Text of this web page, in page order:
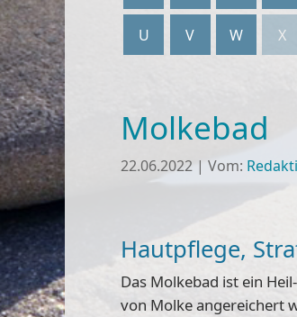
U V W X
Molkebad
22.06.2022 | Vom:
Hautpflege,
Das Molkebad ist ein
von Molke angereichert